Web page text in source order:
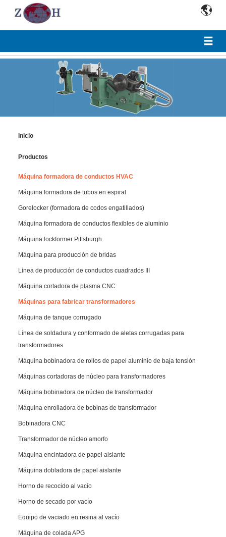

Inicio
Productos
Máquina formadora de conductos HVAC
Máquina formadora de tubos en espiral
Gorelocker (formadora de codos engatillados)
Máquina formadora de conductos flexibles de aluminio
Máquina lockformer Pittsburgh
Máquina para producción de bridas
Línea de producción de conductos cuadrados III
Máquina cortadora de plasma CNC
Máquinas para fabricar transformadores
Máquina de tanque corrugado
Línea de soldadura y conformado de aletas corrugadas para
transformadores
Máquina bobinadora de rollos de papel aluminio de baja tensión
Máquinas cortadoras de núcleo para transformadores
Máquina bobinadora de núcleo de transformador
Máquina enrolladora de bobinas de transformador
Bobinadora CNC
Transformador de núcleo amorfo
Máquina encintadora de papel aislante
Máquina dobladora de papel aislante
Horno de recocido al vacío
Horno de secado por vacío
Equipo de vaciado en resina al vacío
Máquina de colada APG